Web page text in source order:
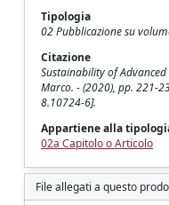
Tipologia
02 Pubblicazione su
Citazione
Sustainability of
Marco. - (2020), pp. 221-
8.10724-6].
Appartiene alla
02a Capitolo o Articolo
File allegati a questo